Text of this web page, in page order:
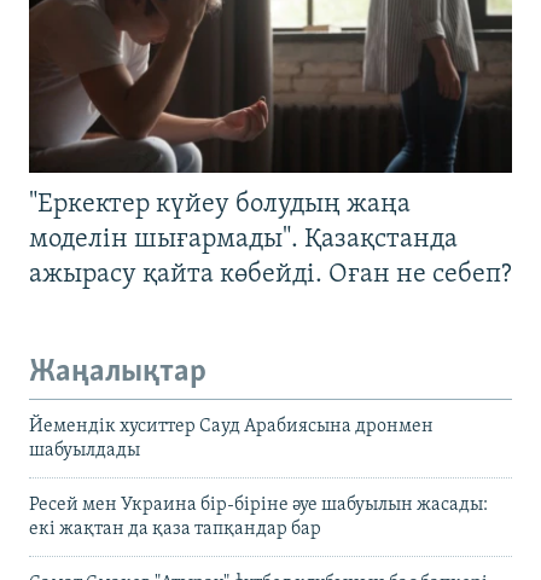
"Еркектер күйеу болудың жаңа
моделін шығармады". Қазақстанда
ажырасу қайта көбейді. Оған не себеп?
Жаңалықтар
Йемендік хуситтер Сауд Арабиясына дронмен
шабуылдады
Ресей мен Украина бір-біріне әуе шабуылын жасады:
екі жақтан да қаза тапқандар бар